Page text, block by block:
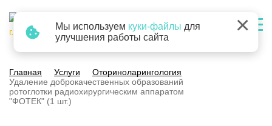
г. Барнаул
Главная Услуги
Оториноларингология
Удаление доброкачественных образований
ротоглотки радиохирургическим аппаратом
"ФОТЕК" (1 шт.)
Мы используем куки-файлы для
улучшения работы сайта
×